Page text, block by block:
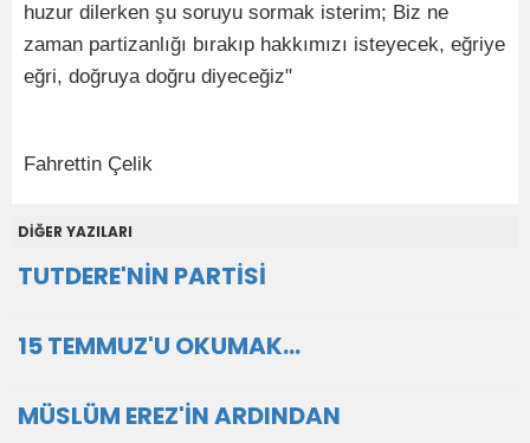
huzur dilerken şu soruyu sormak isterim; Biz ne
zaman partizanlığı bırakıp hakkımızı isteyecek, eğriye
eğri, doğruya doğru diyeceğiz"
Fahrettin Çelik
DİĞER YAZILARI
TUTDERE'NİN PARTİSİ
15 TEMMUZ'U OKUMAK…
MÜSLÜM EREZ'İN ARDINDAN